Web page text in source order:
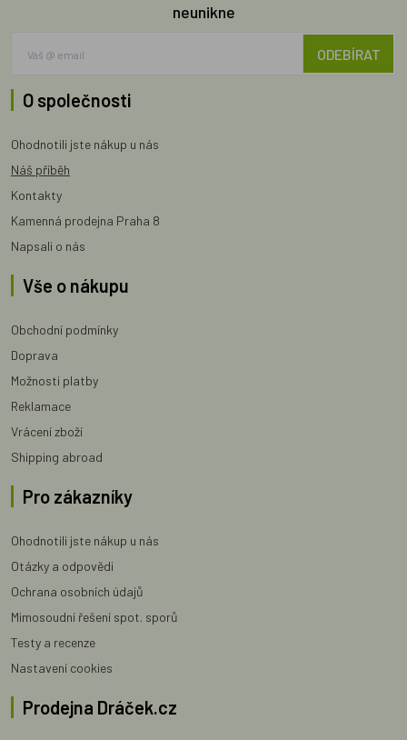
neunikne
ODEBÍRAT
O společnosti
Ohodnotili jste nákup u nás
Náš příběh
Kontakty
Kamenná prodejna Praha 8
Napsali o nás
Vše o nákupu
Obchodní podmínky
Doprava
Možnosti platby
Reklamace
Vrácení zboží
Shipping abroad
Pro zákazníky
Ohodnotili jste nákup u nás
Otázky a odpovědi
Ochrana osobních údajů
Mimosoudní řešení spot. sporů
Testy a recenze
Nastavení cookies
Prodejna Dráček.cz